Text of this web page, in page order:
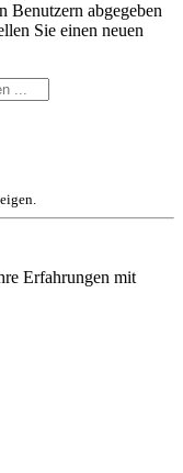
Benutzern abgegeben
Sie einen neuen
Erfahrungen mit